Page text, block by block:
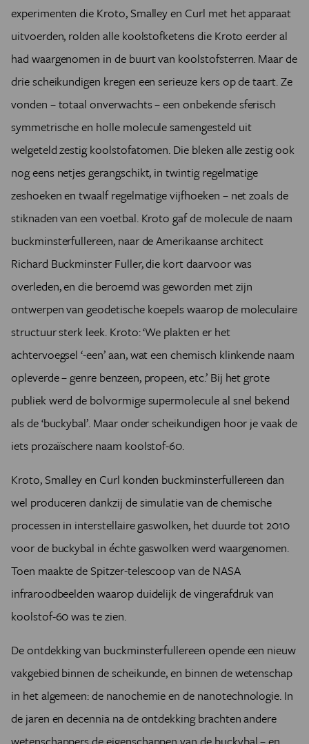
experimenten die Kroto, Smalley en Curl met het apparaat
uitvoerden, rolden alle koolstofketens die Kroto eerder al
had waargenomen in de buurt van koolstofsterren. Maar de
drie scheikundigen kregen een serieuze kers op de taart. Ze
vonden – totaal onverwachts – een onbekende sferisch
symmetrische en holle molecule samengesteld uit
welgeteld zestig koolstofatomen. Die bleken alle zestig ook
nog eens netjes gerangschikt, in twintig regelmatige
zeshoeken en twaalf regelmatige vijfhoeken – net zoals de
stiknaden van een voetbal. Kroto gaf de molecule de naam
buckminsterfullereen, naar de Amerikaanse architect
Richard Buckminster Fuller, die kort daarvoor was
overleden, en die beroemd was geworden met zijn
ontwerpen van geodetische koepels waarop de moleculaire
structuur sterk leek. Kroto: ‘We plakten er het
achtervoegsel ‘-een’ aan, wat een chemisch klinkende naam
opleverde – genre benzeen, propeen, etc.’ Bij het grote
publiek werd de bolvormige supermolecule al snel bekend
als de ‘buckybal’. Maar onder scheikundigen hoor je vaak de
iets prozaïschere naam koolstof-60.
Kroto, Smalley en Curl konden buckminsterfullereen dan
wel produceren dankzij de simulatie van de chemische
processen in interstellaire gaswolken, het duurde tot 2010
voor de buckybal in échte gaswolken werd waargenomen.
Toen maakte de Spitzer-telescoop van de NASA
infraroodbeelden waarop duidelijk de vingerafdruk van
koolstof-60 was te zien.
De ontdekking van buckminsterfullereen opende een nieuw
vakgebied binnen de scheikunde, en binnen de wetenschap
in het algemeen: de nanochemie en de nanotechnologie. In
de jaren en decennia na de ontdekking brachten andere